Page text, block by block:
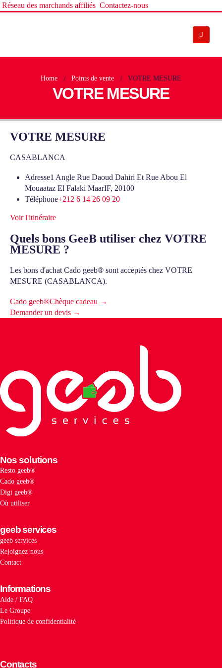
Réseau des marchands affiliés Contactez-nous
Home Points de vente VOTRE MESURE
VOTRE MESURE
VOTRE MESURE
CASABLANCA
Adresse1 Angle Rue Daoud Dahiri Et Rue Abou El
Mouaataz El Falaki MaarIF, 20100
Téléphone+212 6 14 26 09 20
Voir l'itinéraire
Quels bons GeeB utiliser chez VOTRE
MESURE ?
Les bons d'achat Cado geeb® sont acceptés chez VOTRE
MESURE (CASABLANCA).
Cado geeb®Chèque cadeau →
Demander un devis →
Nos solutions
Resto geeb®
Cado geeb®
Digi geeb®
Où utiliser
geeb services
geeb services
Rejoignez-nous
Contact
Informations
Aide / FAQ
Le Groupe
Politique de confidentialité
Contacts